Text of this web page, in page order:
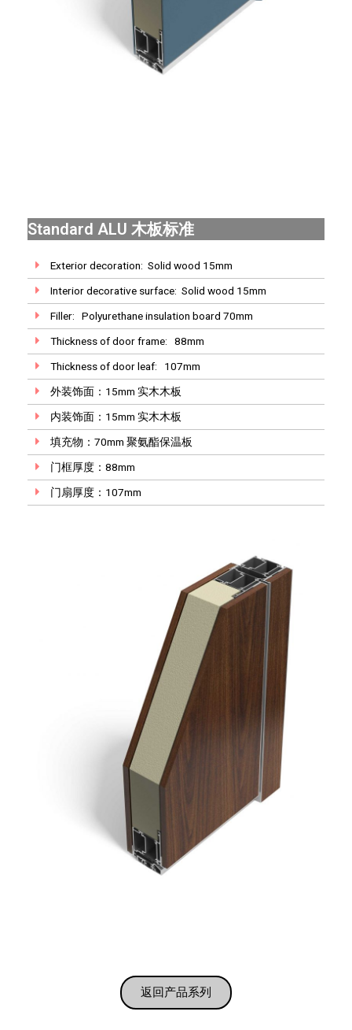
Standard ALU 木板标准
Exterior decoration: Solid wood 15mm
Interior decorative surface: Solid wood 15mm
Filler: Polyurethane insulation board 70mm
Thickness of door frame: 88mm
Thickness of door leaf: 107mm
外装饰面：15mm 实木木板
内装饰面：15mm 实木木板
填充物：70mm 聚氨酯保温板
门框厚度：88mm
门扇厚度：107mm
返回产品系列